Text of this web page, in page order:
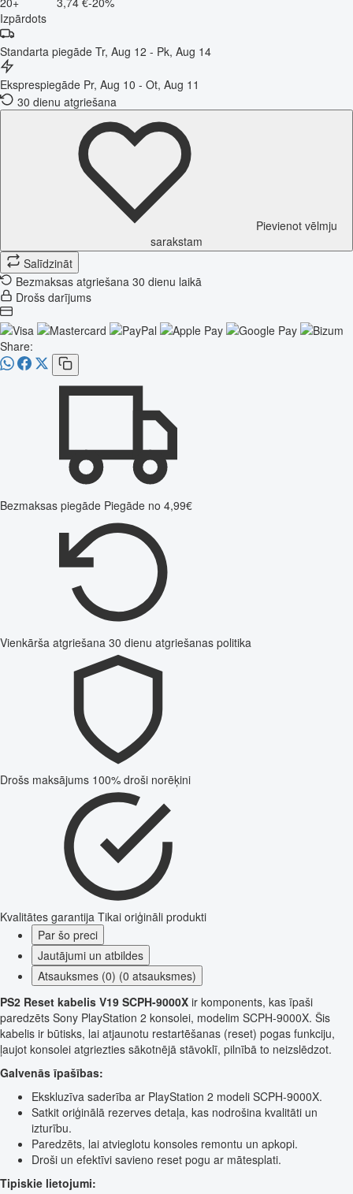
Izpārdots
Standarta piegāde Tr, Aug 12 - Pk, Aug 14
Eksprespiegāde Pr, Aug 10 - Ot, Aug 11
30 dienu atgriešana
Pievienot vēlmju
sarakstam
Salīdzināt
Bezmaksas atgriešana 30 dienu laikā
Drošs darījums
Share:
Bezmaksas piegāde Piegāde no 4,99€
Vienkārša atgriešana 30 dienu atgriešanas politika
Drošs maksājums 100% droši norēķini
Kvalitātes garantija Tikai oriģināli produkti
Par šo preci
Jautājumi un atbildes
Atsauksmes (0) (0 atsauksmes)
PS2 Reset kabelis V19 SCPH-9000X ir komponents, kas īpaši
paredzēts Sony PlayStation 2 konsolei, modelim SCPH-9000X. Šis
kabelis ir būtisks, lai atjaunotu restartēšanas (reset) pogas funkciju,
ļaujot konsolei atgriezties sākotnējā stāvoklī, pilnībā to neizslēdzot.
Galvenās īpašības:
Ekskluzīva saderība ar PlayStation 2 modeli SCPH-9000X.
Satkit oriģinālā rezerves detaļa, kas nodrošina kvalitāti un
izturību.
Paredzēts, lai atvieglotu konsoles remontu un apkopi.
Droši un efektīvi savieno reset pogu ar mātesplati.
Tipiskie lietojumi: